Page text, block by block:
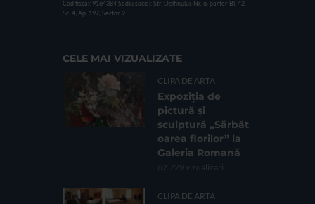
Cod fiscal: 9164384 Sediu social: Str. Delfinului, Nr. 6, parter Bl. 42,
Sc. 4, Ap. 197, Sector 2
CELE MAI VIZUALIZATE
CLIPA DE ARTA
Expoziția de
pictură și
sculptură „Sărbăt
oarea florilor” la
Galeria Romană
62.729 vizualizari
CLIPA DE ARTA